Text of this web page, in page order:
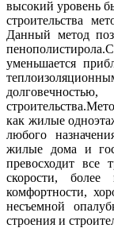
высокий уровень
строительства
Данный метод
уменьшается
как жилые
любого
жилые дома и
превосходит все
скорости, более
комфортности,
несъемной
строения и